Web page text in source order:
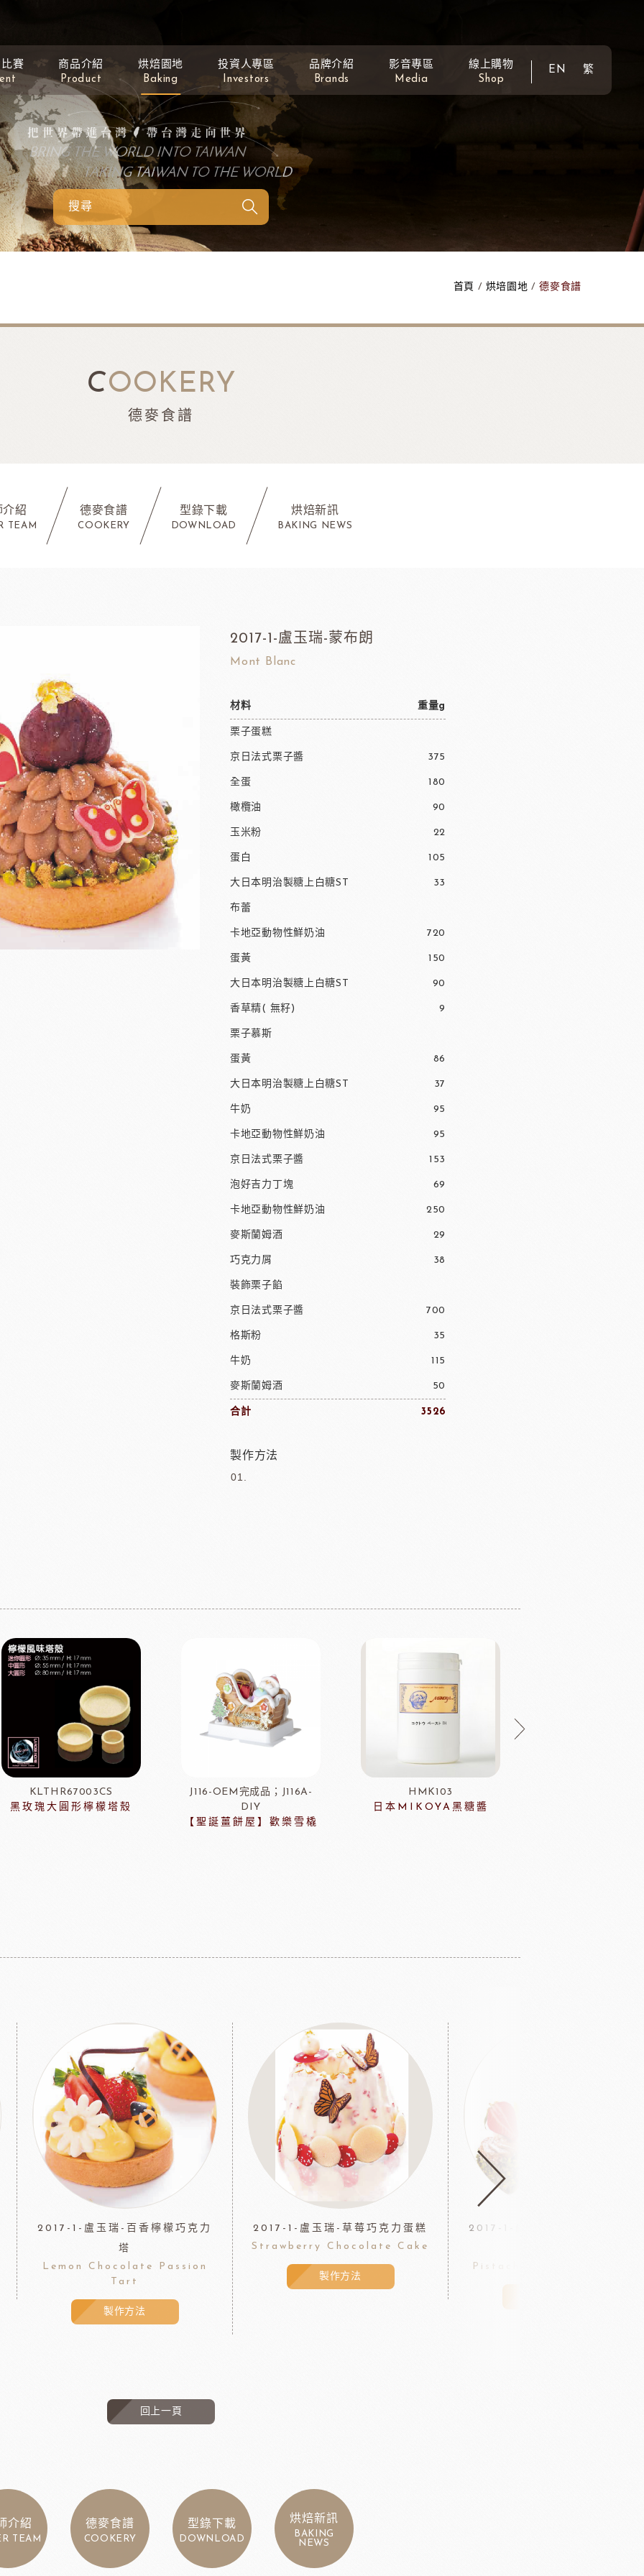
賽
商品介紹
Product
烘焙園地
Baking
投資人專區
Investors
品牌介紹
Brands
影音專區
Media
線上購物
Shop
EN 繁
首頁 烘培園地 德麥食譜
COOKERY
德麥食譜
介紹
TEAM
德麥食譜
COOKERY
型錄下載
DOWNLOAD
烘焙新訊
BAKING NEWS
2017-1-盧玉瑞-蒙布朗
Mont Blanc
材料 重量g
栗子蛋糕
京日法式栗子醬 375
全蛋 180
橄欖油 90
玉米粉 22
蛋白 105
大日本明治製糖上白糖ST 33
布蕾
卡地亞動物性鮮奶油 720
蛋黃 150
大日本明治製糖上白糖ST 90
香草精( 無籽) 9
栗子慕斯
蛋黃 86
大日本明治製糖上白糖ST 37
牛奶 95
卡地亞動物性鮮奶油 95
京日法式栗子醬 153
泡好吉力丁塊 69
卡地亞動物性鮮奶油 250
麥斯蘭姆酒 29
巧克力屑 38
裝飾栗子餡
京日法式栗子醬 700
格斯粉 35
牛奶 115
麥斯蘭姆酒 50
合計 3526
製作方法
KLTHR67003CS
黑玫瑰大圓形檸檬塔殼
J116-OEM完成品；J116A-
DIY
【聖誕薑餅屋】歡樂雪橇
HMK103
日本MIKOYA黑糖醬
2017-1-盧玉瑞-百香檸檬巧克力
塔
Lemon Chocolate Passion
Tart
製作方法
2017-1-盧玉瑞-草莓巧克力蛋糕
Strawberry Chocolate Cake
製作方法
2017-1-盧玉瑞-覆盆子開心果蛋
Pistachio-Raspberry Cake
回上一頁
介紹
TEAM
德麥食譜
COOKERY
型錄下載
DOWNLOAD
烘焙新訊
BAKING
NEWS